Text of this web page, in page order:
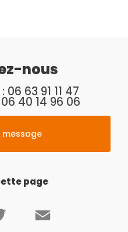
nous
06 63 91 11 47
06 40 14 96 06
message
page